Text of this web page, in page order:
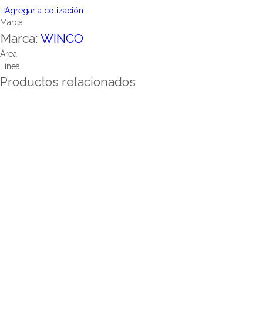
Agregar a cotización
Marca
Marca: WINCO
Área
Línea
Productos relacionados